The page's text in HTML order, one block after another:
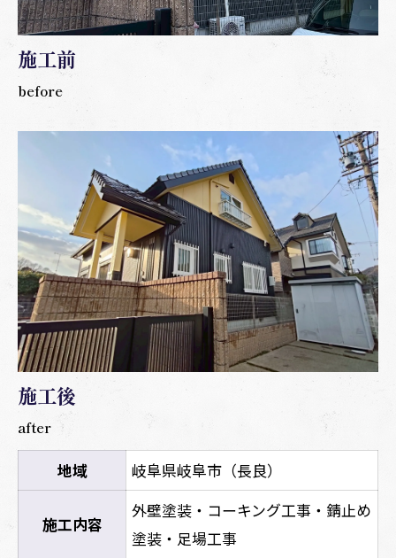
この記事の著者
株式会社Plus-A 代表/一級塗装技能士
施工前
before
施工後
after
地域 岐阜県岐阜市（長良）
施工内容
外壁塗装・コーキング工事・錆止め
塗装・足場工事